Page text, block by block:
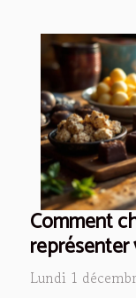
Comment
Lundi 1